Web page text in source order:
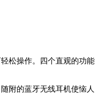
松操作。四个直观的功
附的蓝牙无线耳机使恼